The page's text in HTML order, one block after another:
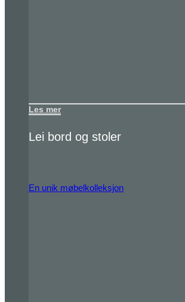
Les mer
Lei bord og stoler
En unik møbelkolleksjon